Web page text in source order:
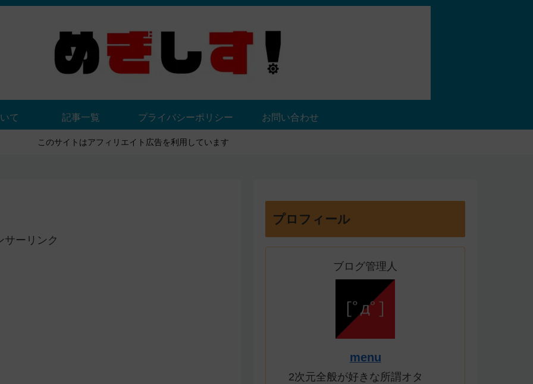
て 記事一覧 プライバシーポリシー お問い合わせ
このサイトはアフィリエイト広告を利用しています
サーリンク
プロフィール
ブログ管理人
menu
2次元全般が好きな所謂オタ